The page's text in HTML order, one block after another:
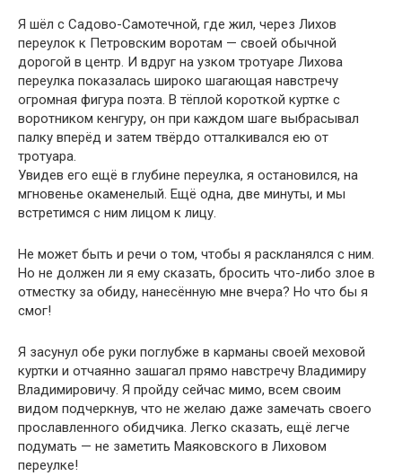
Я шёл с Садово-Самотечной, где жил, через Лихов
переулок к Петровским воротам — своей обычной
дорогой в центр. И вдруг на узком тротуаре Лихова
переулка показалась широко шагающая навстречу
огромная фигура поэта. В тёплой короткой куртке с
воротником кенгуру, он при каждом шаге выбрасывал
палку вперёд и затем твёрдо отталкивался ею от
тротуара.
Увидев его ещё в глубине переулка, я остановился, на
мгновенье окаменелый. Ещё одна, две минуты, и мы
встретимся с ним лицом к лицу.
Не может быть и речи о том, чтобы я раскланялся с ним.
Но не должен ли я ему сказать, бросить что-либо злое в
отместку за обиду, нанесённую мне вчера? Но что бы я
смог!
Я засунул обе руки поглубже в карманы своей меховой
куртки и отчаянно зашагал прямо навстречу Владимиру
Владимировичу. Я пройду сейчас мимо, всем своим
видом подчеркнув, что не желаю даже замечать своего
прославленного обидчика. Легко сказать, ещё легче
подумать — не заметить Маяковского в Лиховом
переулке!